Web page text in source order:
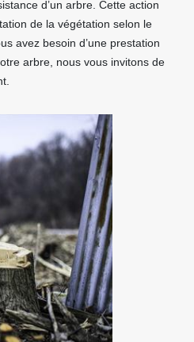
d’un arbre. Cette action
de la végétation selon le
avez besoin d’une prestation
arbre, nous vous invitons de